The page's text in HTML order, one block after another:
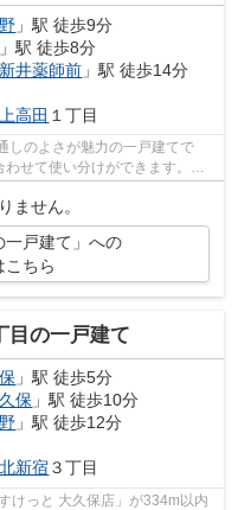
」駅 徒歩9分
」駅 徒歩8分
新井薬師前 」駅 徒歩14分
上高田 １丁目
しのよさが魅力の一戸建てで
せて使い分けができます。戸
ません。
一戸建て」への
こちら
目の一戸建て
」駅 徒歩5分
保 」駅 徒歩10分
」駅 徒歩12分
北新宿３丁目
けっと 大久保店」が334m以内